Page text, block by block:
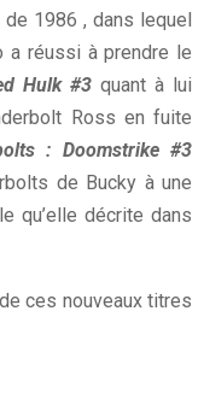
de 1986 , dans lequel
a réussi à prendre le
Hulk #3 quant à lui
Ross en fuite
: Doomstrike #3
de Bucky à une
qu’elle décrite dans
ces nouveaux titres